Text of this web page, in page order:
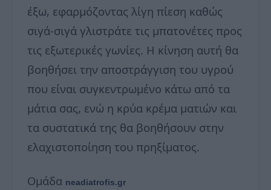
έξω, εφαρμόζοντας λίγη πίεση καθώς
σιγά-σιγά γλιστράτε τις μπατονέτες προς
τις εξωτερικές γωνίες. Η κίνηση αυτή θα
βοηθήσει την αποστράγγιση του υγρού
που είναι συγκεντρωμένο κάτω από τα
μάτια σας, ενώ η κρύα κρέμα ματιών και
τα συστατικά της θα βοηθήσουν στην
ελαχιστοποίηση του πρηξίματος.
Ομάδα neadiatrofis.gr